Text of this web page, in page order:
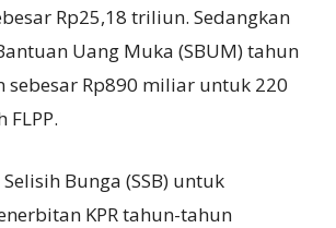
Rp25,18 triliun. Sedangkan
Uang Muka (SBUM) tahun
sebesar Rp890 miliar untuk 220
Bunga (SSB) untuk
KPR tahun-tahun